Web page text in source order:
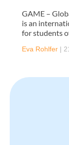
GAME –
is an
for students
Eva Rohlfer |